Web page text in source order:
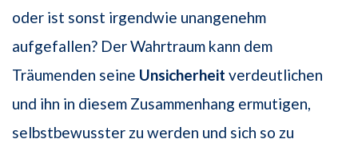
oder ist sonst irgendwie unangenehm
aufgefallen? Der Wahrtraum kann dem
Träumenden seine Unsicherheit verdeutlichen
und ihn in diesem Zusammenhang ermutigen,
selbstbewusster zu werden und sich so zu